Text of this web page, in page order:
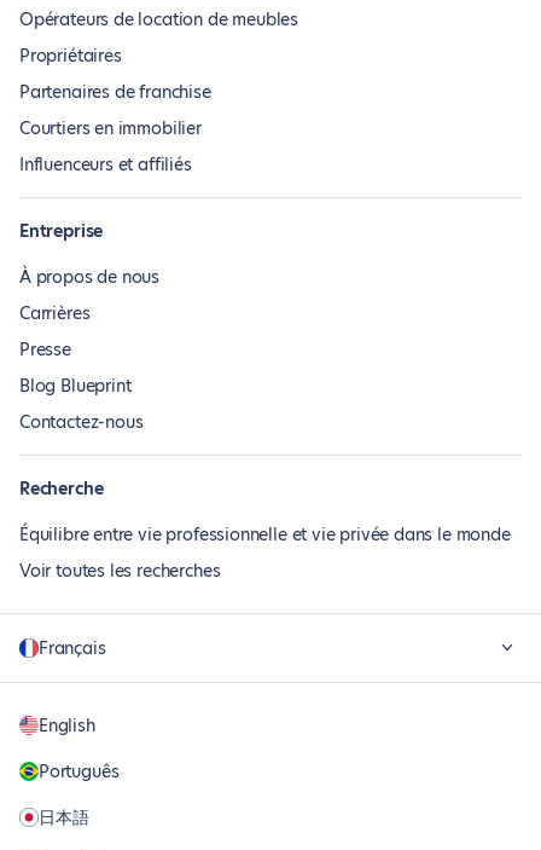
Opérateurs de location de meubles
Propriétaires
Partenaires de franchise
Courtiers en immobilier
Influenceurs et affiliés
Entreprise
À propos de nous
Carrières
Presse
Blog Blueprint
Contactez-nous
Recherche
Équilibre entre vie professionnelle et vie privée dans le monde
Voir toutes les recherches
Français
English
Português
日本語